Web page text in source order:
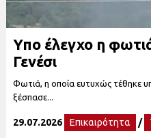
Υπο έλεγχο η
Γενέσι
Φωτιά, η οποία ευτυχώς τέθηκε
ξέσπασε...
29.07.2026 Επικαιρότητα /